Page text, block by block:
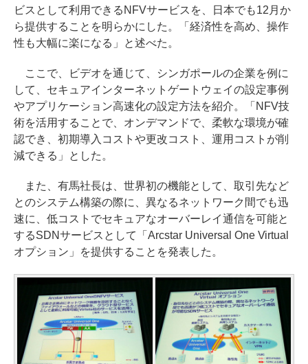
ビスとして利用できるNFVサービスを、日本でも12月か
ら提供することを明らかにした。「経済性を高め、操作
性も大幅に楽になる」と述べた。
ここで、ビデオを通じて、シンガポールの企業を例に
して、セキュアインターネットゲートウェイの設定事例
やアプリケーション高速化の設定方法を紹介。「NFV技
術を活用することで、オンデマンドで、柔軟な環境が確
認でき、初期導入コストや更改コスト、運用コストが削
減できる」とした。
また、有馬社長は、世界初の機能として、取引先など
とのシステム構築の際に、異なるネットワーク間でも迅
速に、低コストでセキュアなオーバーレイ通信を可能と
するSDNサービスとして「Arcstar Universal One Virtual
オプション」を提供することを発表した。